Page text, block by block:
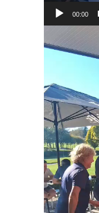
00:00
vidéo